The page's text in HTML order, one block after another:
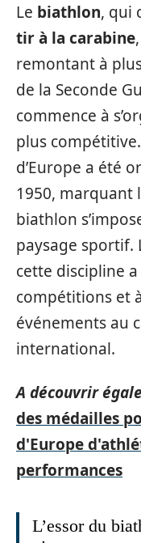
Le biathlon, qui
tir à la carabine
remontant à
de la Seconde
commence à
plus
d’Europe a été
1950, marquant
biathlon
paysage sportif.
cette discipline
compétitions et
événements au
international.
A découvrir
des médailles
d'Europe
performances
L’essor du